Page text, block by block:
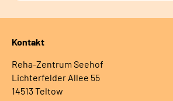
Kontakt
Reha-Zentrum Seehof
Lichterfelder Allee 55
14513 Teltow